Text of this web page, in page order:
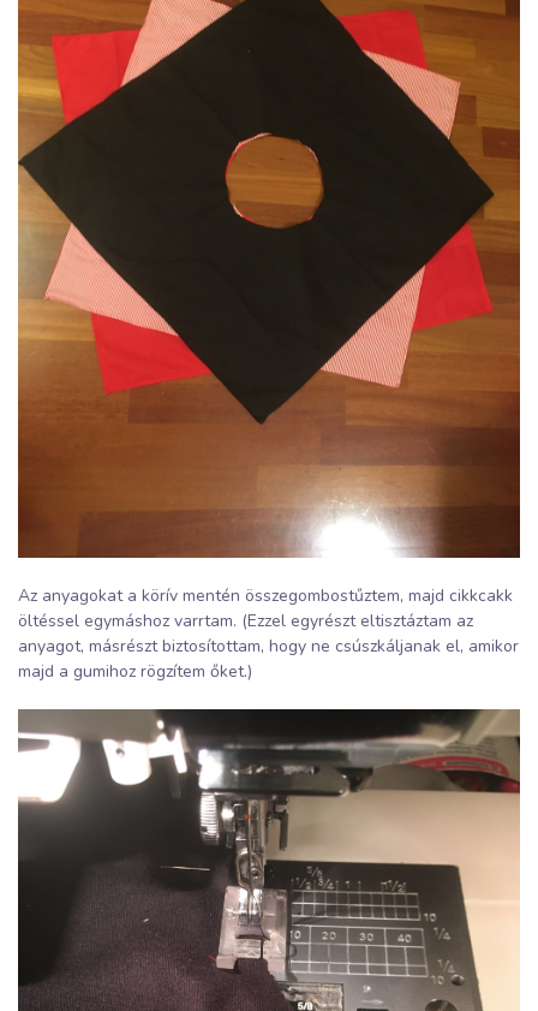
Az anyagokat a körív mentén összegombostűztem, majd cikkcakk
öltéssel egymáshoz varrtam. (Ezzel egyrészt eltisztáztam az
anyagot, másrészt biztosítottam, hogy ne csúszkáljanak el, amikor
majd a gumihoz rögzítem őket.)